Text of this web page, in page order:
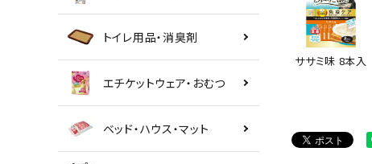
トイレ用品・消臭剤
エチケットウェア・おむつ
ベッド・ハウス・マット
ササミ味 8本入